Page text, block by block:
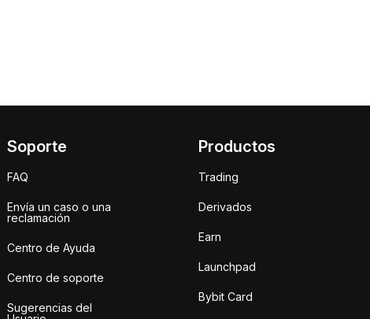
Soporte
FAQ
Envía un caso o una
reclamación
Centro de Ayuda
Centro de soporte
Sugerencias del
Productos
Trading
Derivados
Earn
Launchpad
Bybit Card